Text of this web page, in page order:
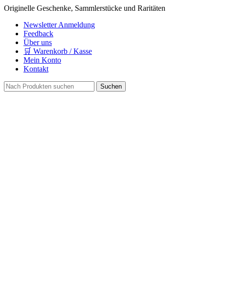
Originelle Geschenke, Sammlerstücke und Raritäten
Newsletter Anmeldung
Feedback
Über uns
🛒 Warenkorb / Kasse
Mein Konto
Kontakt